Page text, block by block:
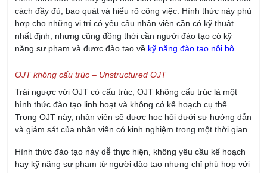
cách đầy đủ, bao quát và hiểu rõ công việc. Hình thức này phù
hợp cho những vị trí có yêu cầu nhân viên cần có kỹ thuật
nhất định, nhưng cũng đồng thời cần người đào tạo có kỹ
năng sư phạm và được đào tạo về kỹ năng đào tạo nội bộ
OJT không cấu trúc – Unstructured OJT
Trái ngược với OJT có cấu trúc, OJT không cấu trúc là một
hình thức đào tạo linh hoạt và không có kế hoạch cụ thể.
Trong OJT này, nhân viên sẽ được học hỏi dưới sự hướng dẫn
và giám sát của nhân viên có kinh nghiệm trong một thời gian.
Hình thức đào tạo này dễ thực hiện, không yêu cầu kế hoạch
hay kỹ năng sư phạm từ người đào tạo nhưng chỉ phù hợp với